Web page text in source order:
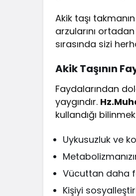
Akik taşı
arzularını
sırasında sizi
Akik Taşının
Faydalarından
yaygındır.
kullandığı
Uykusuzluk ve
Vücuttan daha
Kişiyi